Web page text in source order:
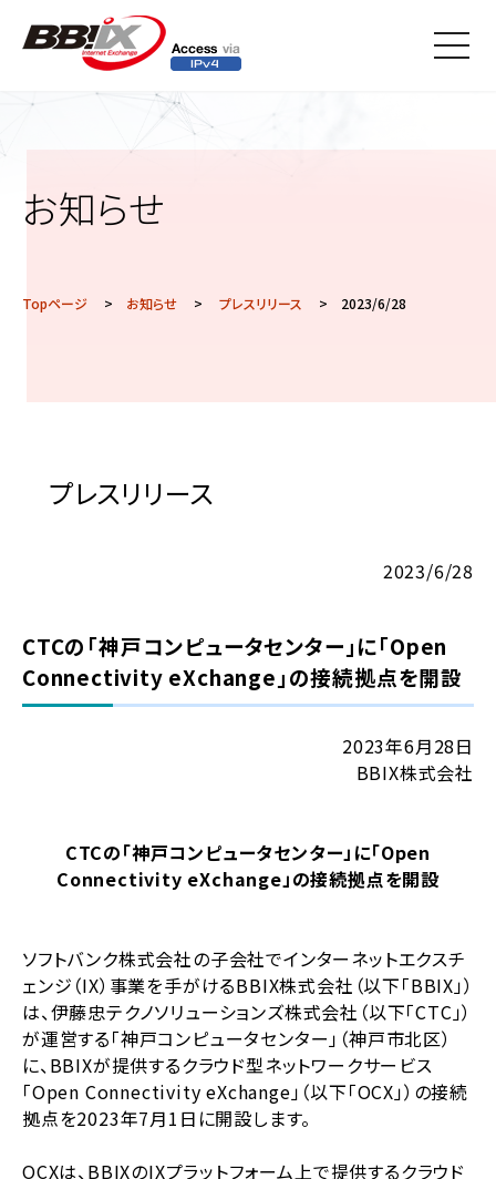
メニ
お知らせ
Topページ > お知らせ > プレスリリース > 2023/6/28
プレスリリース
2023/6/28
CTCの「神戸コンピュータセンター」に「Open
Connectivity eXchange」の接続拠点を開設
2023年6月28日
BBIX株式会社
CTCの「神戸コンピュータセンター」に「Open
Connectivity eXchange」の接続拠点を開設
ソフトバンク株式会社の子会社でインターネットエクスチ
ェンジ（IX）事業を手がけるBBIX株式会社（以下「BBIX」）
は、伊藤忠テクノソリューションズ株式会社（以下「CTC」）
が運営する「神戸コンピュータセンター」（神戸市北区）
に、BBIXが提供するクラウド型ネットワークサービス
「Open Connectivity eXchange」（以下「OCX」）の接続
拠点を2023年7月1日に開設します。
OCXは、BBIXのIXプラットフォーム上で提供するクラウド